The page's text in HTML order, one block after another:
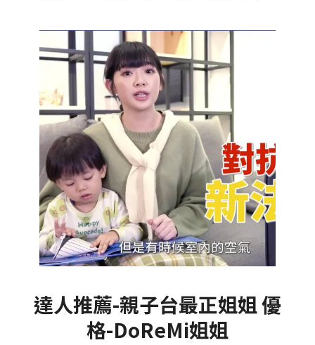
達人推薦-親子台最正姐姐 優
格-DoReMi姐姐